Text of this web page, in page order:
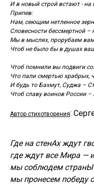
И в новый строй встают - на
Припев:
Нам, сеющим нетленное
Словесности бессмертной –
Мы в мыслях, прорубаем
Чтоб не было бы в душах
Чтоб помнили вы подвиги
Что пали смертью храбрых,
И будь то Бахмут, Суджа –
Чтоб славу воинов России –
Автор стихотворения:
Где на стенАх ждут
где ждут все Мира —
мы соблюдем
мы пронесем победу